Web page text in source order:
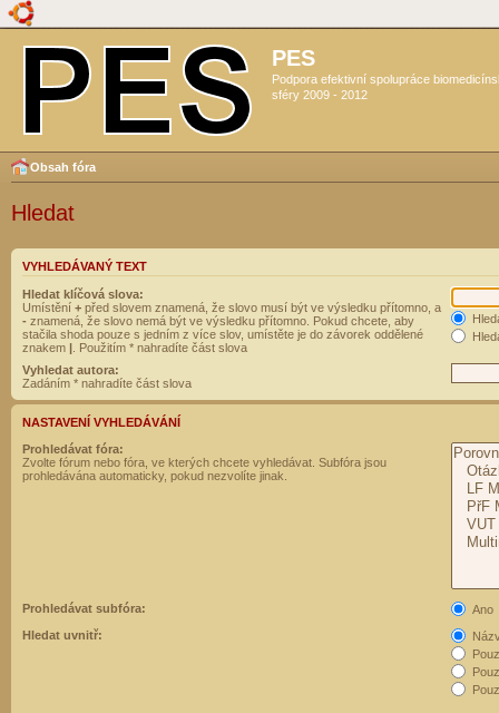
PES
Podpora efektivní spolupráce
sféry 2009 - 2012
Obsah fóra
Hledat
VYHLEDÁVANÝ TEXT
Hledat klíčová slova:
Umístění + před slovem znamená, že slovo musí být ve výsledku přítomno, a
- znamená, že slovo nemá být ve výsledku přítomno. Pokud chcete, aby
stačila shoda pouze s jedním z více slov, umístěte je do závorek oddělené
znakem | . Použitím * nahradíte část slova
Vyhledat autora:
Zadáním * nahradíte část slova
NASTAVENÍ VYHLEDÁVÁNÍ
Prohledávat fóra:
Zvolte fórum nebo fóra, ve kterých chcete vyhledávat. Subfóra jsou
prohledávána automaticky, pokud nezvolíte jinak.
Prohledávat subfóra:
Ano
Hledat uvnitř: